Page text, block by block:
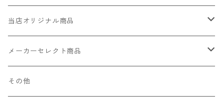
当店オリジナル商品
レザー（革）
ロングウォレット
ストラップ
メーカーセレクト商品
財布・キーケース・カードケース
その他